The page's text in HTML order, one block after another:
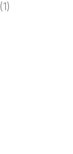
(1)